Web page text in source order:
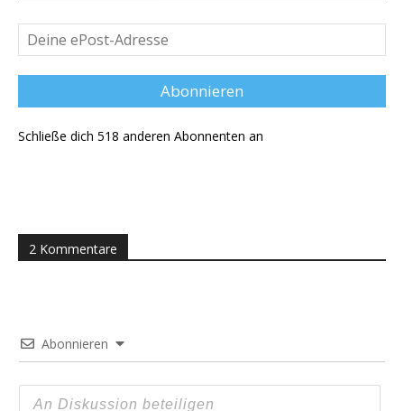
Deine
ePost-
Adresse
Abonnieren
Schließe dich 518 anderen Abonnenten an
2 Kommentare
Abonnieren